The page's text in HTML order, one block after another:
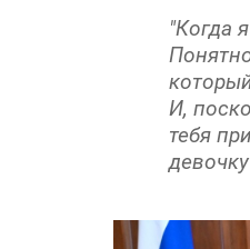
"Когда
И,
тебя